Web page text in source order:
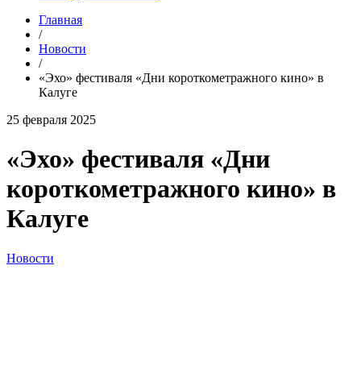
Главная
/
Новости
/
«Эхо» фестиваля «Дни короткометражного кино» в
Калуге
25 февраля 2025
«Эхо» фестиваля «Дни
короткометражного кино» в
Калуге
Новости